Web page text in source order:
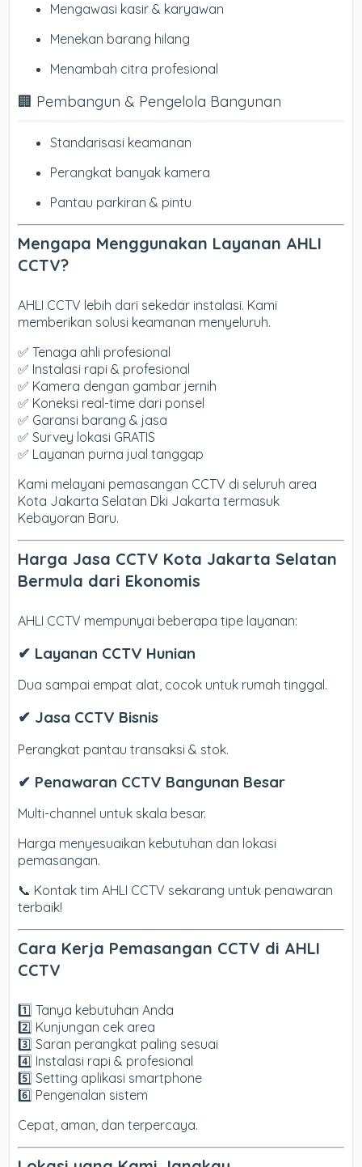
Mengawasi kasir & karyawan
Menekan barang hilang
Menambah citra profesional
🏢 Pembangun & Pengelola Bangunan
Standarisasi keamanan
Perangkat banyak kamera
Pantau parkiran & pintu
Mengapa Menggunakan Layanan AHLI
CCTV?
AHLI CCTV lebih dari sekedar instalasi. Kami
memberikan solusi keamanan menyeluruh.
✅ Tenaga ahli profesional
✅ Instalasi rapi & profesional
✅ Kamera dengan gambar jernih
✅ Koneksi real-time dari ponsel
✅ Garansi barang & jasa
✅ Survey lokasi GRATIS
✅ Layanan purna jual tanggap
Kami melayani pemasangan CCTV di seluruh area
Kota Jakarta Selatan Dki Jakarta termasuk
Kebayoran Baru.
Harga Jasa CCTV Kota Jakarta Selatan
Bermula dari Ekonomis
AHLI CCTV mempunyai beberapa tipe layanan:
✔ Layanan CCTV Hunian
Dua sampai empat alat, cocok untuk rumah tinggal.
✔ Jasa CCTV Bisnis
Perangkat pantau transaksi & stok.
✔ Penawaran CCTV Bangunan Besar
Multi-channel untuk skala besar.
Harga menyesuaikan kebutuhan dan lokasi
pemasangan.
📞 Kontak tim AHLI CCTV sekarang untuk penawaran
terbaik!
Cara Kerja Pemasangan CCTV di AHLI
CCTV
1️⃣ Tanya kebutuhan Anda
2️⃣ Kunjungan cek area
3️⃣ Saran perangkat paling sesuai
4️⃣ Instalasi rapi & profesional
5️⃣ Setting aplikasi smartphone
6️⃣ Pengenalan sistem
Cepat, aman, dan terpercaya.